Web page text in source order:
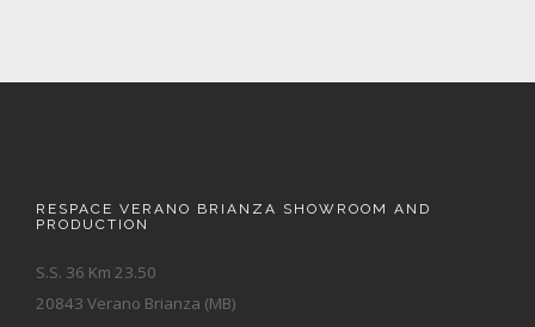
RESPACE VERANO BRIANZA SHOWROOM AND
PRODUCTION
S.S. 36 Km 23.50
20843 Verano Brianza (MB)